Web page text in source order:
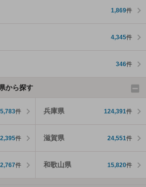
1,869件
4,345件
346件
から探す
件 兵庫県 124,391件
件 滋賀県 24,551件
件 和歌山県 15,820件